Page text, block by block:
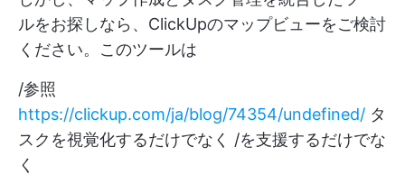
ルをお探しなら、ClickUpのマップビューをご検討
ください。このツールは
/参照
https://clickup.com/ja/blog/74354/undefined/ タ
スクを視覚化するだけでなく /を支援するだけでな
く